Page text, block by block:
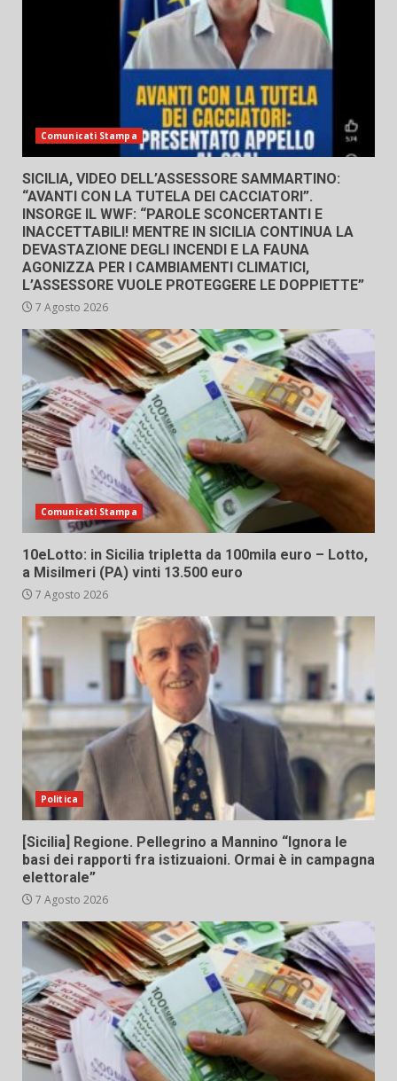
Comunicati Stampa
SICILIA, VIDEO DELL’ASSESSORE SAMMARTINO:
“AVANTI CON LA TUTELA DEI CACCIATORI”.
INSORGE IL WWF: “PAROLE SCONCERTANTI E
INACCETTABILI! MENTRE IN SICILIA CONTINUA LA
DEVASTAZIONE DEGLI INCENDI E LA FAUNA
AGONIZZA PER I CAMBIAMENTI CLIMATICI,
L’ASSESSORE VUOLE PROTEGGERE LE DOPPIETTE”
7 Agosto 2026
Comunicati Stampa
10eLotto: in Sicilia tripletta da 100mila euro – Lotto,
a Misilmeri (PA) vinti 13.500 euro
7 Agosto 2026
Politica
[Sicilia] Regione. Pellegrino a Mannino “Ignora le
basi dei rapporti fra istizuaioni. Ormai è in campagna
elettorale”
7 Agosto 2026